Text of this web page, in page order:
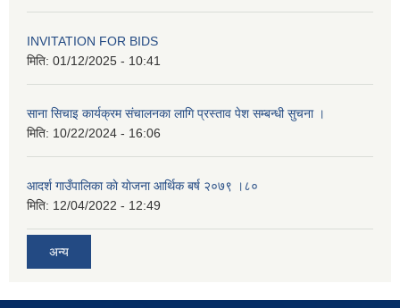
INVITATION FOR BIDS
मिति: 01/12/2025 - 10:41
साना सिचाइ कार्यक्रम संचालनका लागि प्रस्ताव पेश सम्बन्धी सुचना ।
मिति: 10/22/2024 - 16:06
आदर्श गाउँपालिका काे याेजना आर्थिक बर्ष २०७९ ।८०
मिति: 12/04/2022 - 12:49
अन्य